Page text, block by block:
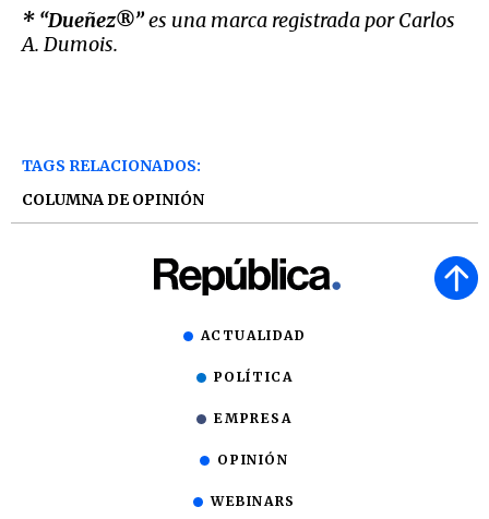
* “Dueñez®”es una marca registrada por Carlos
A. Dumois.
TAGS RELACIONADOS:
COLUMNA DE OPINIÓN
ACTUALIDAD
POLÍTICA
EMPRESA
OPINIÓN
WEBINARS